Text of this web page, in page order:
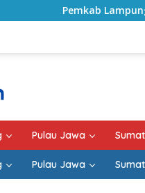
Selatan Mulai Tangani
Pulau Jawa
Pulau Jawa